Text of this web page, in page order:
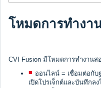
โหมดการทำงา
CVI Fusion มีโหมดการทำงานส
ออนไลน์ = เชื่อมต่อกับ
เปิดโปรเจ็กต์และบันทึกล